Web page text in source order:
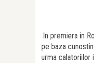
In premiera in
pe baza
urma calatoriilor